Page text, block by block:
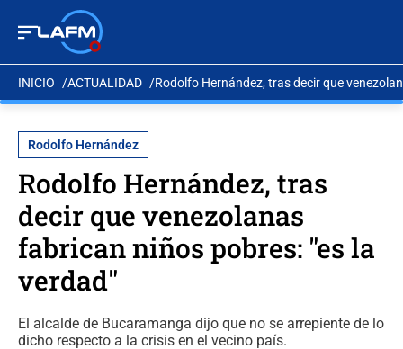
INICIO ACTUALIDAD Rodolfo Hernández, tras decir que
Rodolfo Hernández
Rodolfo Hernández, tras
decir que venezolanas
fabrican niños pobres: "es la
verdad"
El alcalde de Bucaramanga dijo que no se arrepiente de lo
dicho respecto a la crisis en el vecino país.